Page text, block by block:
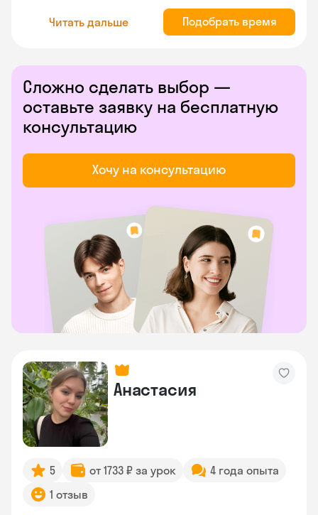
Читать дальше Подобрать время
Сложно сделать выбор —
оставьте заявку на бесплатную
консультацию
Хочу на консультацию
Анастасия
5 от 1733 ₽ за урок
4 года опыта
1 отзыв